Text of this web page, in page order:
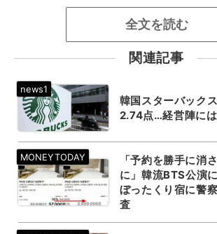
全文を読む
関連記事
韓国スターバック
2.74点…経営陣に
「予約を勝手に消
に」韓流BTS公演
ぼったくり宿に警
査